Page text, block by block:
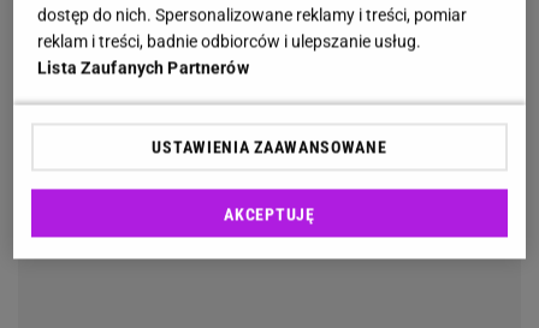
dostęp do nich. Spersonalizowane reklamy i treści, pomiar
reklam i treści, badnie odbiorców i ulepszanie usług.
Lista Zaufanych Partnerów
USTAWIENIA ZAAWANSOWANE
AKCEPTUJĘ